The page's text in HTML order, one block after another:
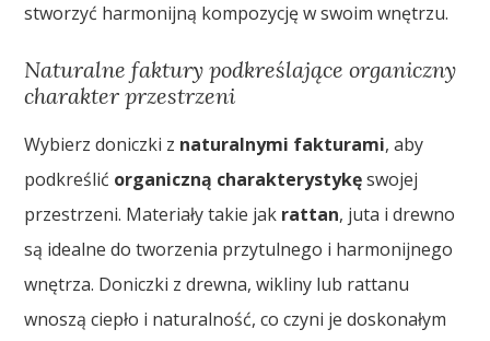
stworzyć harmonijną kompozycję w swoim wnętrzu.
Naturalne faktury podkreślające organiczny
charakter przestrzeni
Wybierz doniczki z naturalnymi fakturami, aby
podkreślić organiczną charakterystykęswojej
przestrzeni. Materiały takie jak rattan, juta i drewno
są idealne do tworzenia przytulnego i harmonijnego
wnętrza. Doniczki z drewna, wikliny lub rattanu
wnoszą ciepło i naturalność, co czyni je doskonałym